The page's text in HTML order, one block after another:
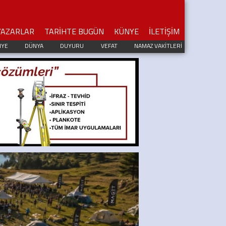
TARİHTE BUGÜN KÜNYE İLETİŞİM
DÜNYA DUYURU VEFAT NAMAZ VAKİTLERİ